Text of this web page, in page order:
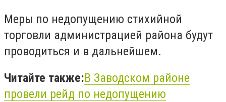
Меры по недопущению стихийной
торговли администрацией района будут
проводиться и в дальнейшем.
Читайте также:В Заводском районе
провели рейд по недопущению